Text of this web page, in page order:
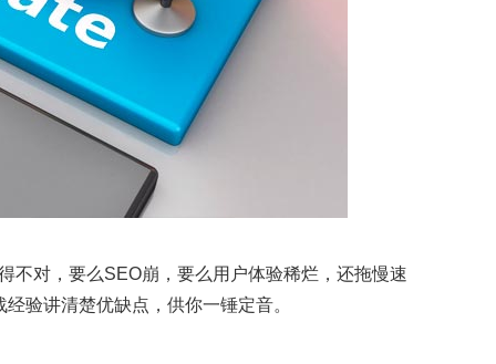
不对，要么SEO崩，要么用户体验稀烂，还拖慢速
验讲清楚优缺点，供你一锤定音。